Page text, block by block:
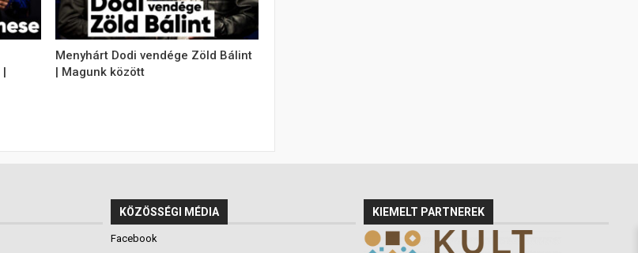
Menyhárt Dodi vendége Zöld Bálint
| Magunk között
KÖZÖSSÉGI MÉDIA
Facebook
KIEMELT PARTNEREK